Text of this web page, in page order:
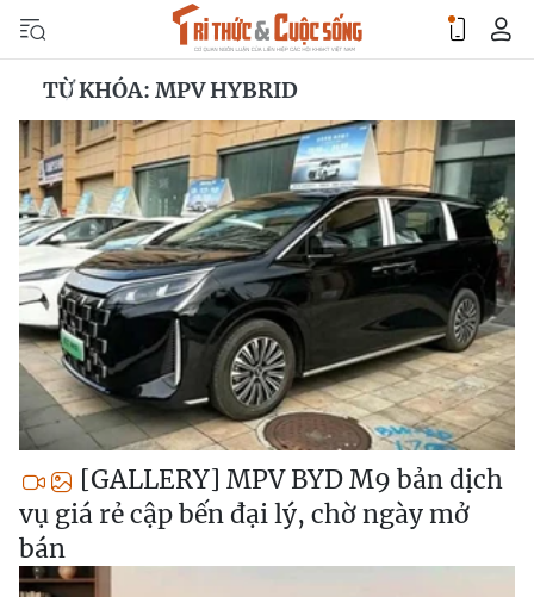
TỪ KHÓA: MPV HYBRID
[GALLERY] MPV BYD M9 bản dịch
vụ giá rẻ cập bến đại lý, chờ ngày mở
bán